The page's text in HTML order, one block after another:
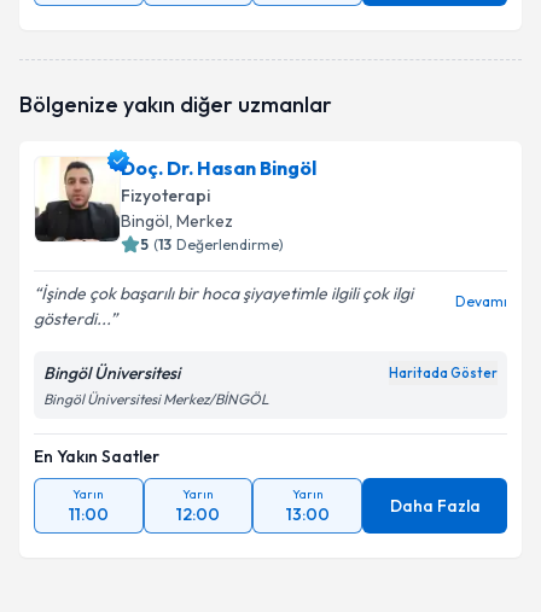
Bölgenize yakın diğer uzmanlar
Doç. Dr. Hasan Bingöl
Fizyoterapi
Bingöl, Merkez
5 (13 Değerlendirme)
İşinde çok başarılı bir hoca şiyayetimle ilgili çok ilgi
gösterdi...
Devamı
Bingöl Üniversitesi Haritada Göster
Bingöl Üniversitesi Merkez/BİNGÖL
En Yakın Saatler
Yarın
11:00
Yarın
12:00
Yarın
13:00 Daha Fazla